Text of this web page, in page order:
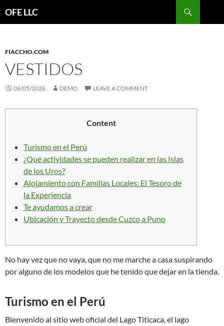
OFE LLC
FIACCHO.COM
VESTIDOS
06/05/2026 DEMO LEAVE A COMMENT
Content
Turismo en el Perú
¿Qué actividades se pueden realizar en las Islas
de los Uros?
Alojamiento con Familias Locales: El Tesoro de
la Experiencia
Te ayudamos a crear
Ubicación y Trayecto desde Cuzco a Puno
No hay vez que no vaya, que no me marche a casa suspirando
por alguno de los modelos que he tenido que dejar en la tienda.
Turismo en el Perú
Bienvenido al sitio web oficial del Lago Titicaca, el lago